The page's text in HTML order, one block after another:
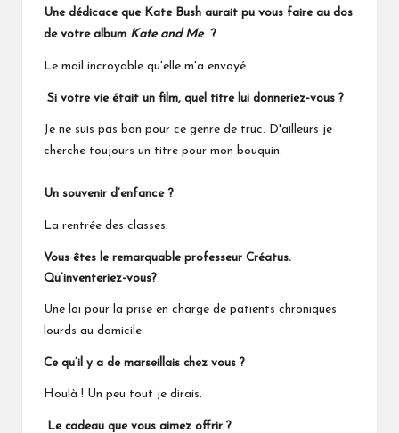
Une dédicace que Kate Bush aurait pu vous faire au dos
de votre album Kate and Me ?
Le mail incroyable qu'elle m'a envoyé.
Si votre vie était un film, quel titre lui donneriez-vous ?
Je ne suis pas bon pour ce genre de truc. D'ailleurs je
cherche toujours un titre pour mon bouquin.
Un souvenir d’enfance ?
La rentrée des classes.
Vous êtes le remarquable professeur Créatus.
Qu’inventeriez-vous?
Une loi pour la prise en charge de patients chroniques
lourds au domicile.
Ce qu’il y a de marseillais chez vous ?
Houlà ! Un peu tout je dirais.
Le cadeau que vous aimez offrir ?